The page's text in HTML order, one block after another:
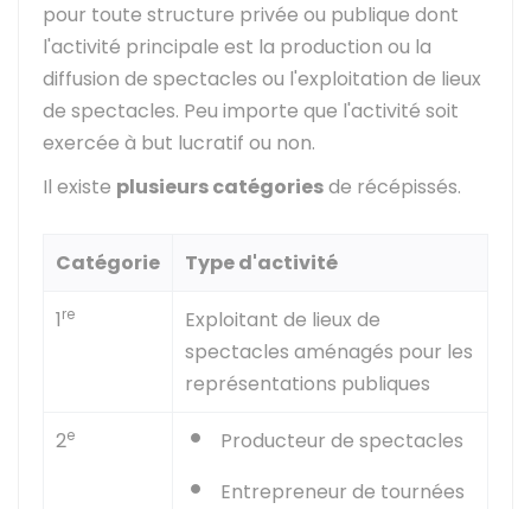
pour toute structure privée ou publique dont
l'activité principale est la production ou la
diffusion de spectacles ou l'exploitation de lieux
de spectacles. Peu importe que l'activité soit
exercée à but lucratif ou non.
Il existe plusieurs catégoriesde récépissés.
Catégorie Type d'activité
1re
Exploitant de lieux de
spectacles aménagés pour les
représentations publiques
2e
Producteur de spectacles
Entrepreneur de tournées